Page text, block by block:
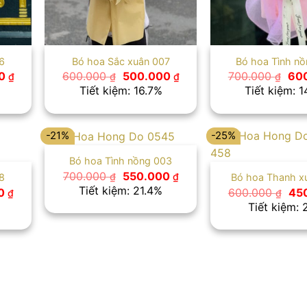
₫Giá
hiện
600.000 ₫.
Bó hoa Sắc xuân 007
600.000₫
Giá
gốc
là:
500.000 ₫Giá
hiện
500.000 ₫.
Tiết kiệm: 16.7%
Bó hoa Tình
700.000₫
Giá
gốc
là:
Tiết kiệm:
₫Giá
500.000 ₫.
-21%
Bó hoa Tình nồng 003
700.000₫
Giá
gốc
là:
550.000 ₫Giá
hiện
550.000 ₫.
Tiết kiệm: 21.4%
-25%
Bó hoa Thanh
600.000₫
Giá
gốc
là:
Tiết kiệm: